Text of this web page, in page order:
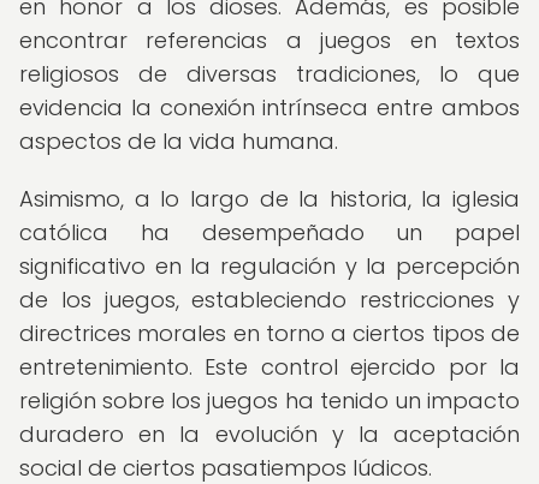
en honor a los dioses. Además, es posible
encontrar referencias a juegos en textos
religiosos de diversas tradiciones, lo que
evidencia la conexión intrínseca entre ambos
aspectos de la vida humana.
Asimismo, a lo largo de la historia, la iglesia
católica ha desempeñado un papel
significativo en la regulación y la percepción
de los juegos, estableciendo restricciones y
directrices morales en torno a ciertos tipos de
entretenimiento. Este control ejercido por la
religión sobre los juegos ha tenido un impacto
duradero en la evolución y la aceptación
social de ciertos pasatiempos lúdicos.